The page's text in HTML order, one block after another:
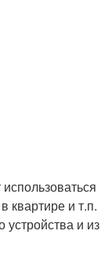
квартире и т.п.
устройства и из